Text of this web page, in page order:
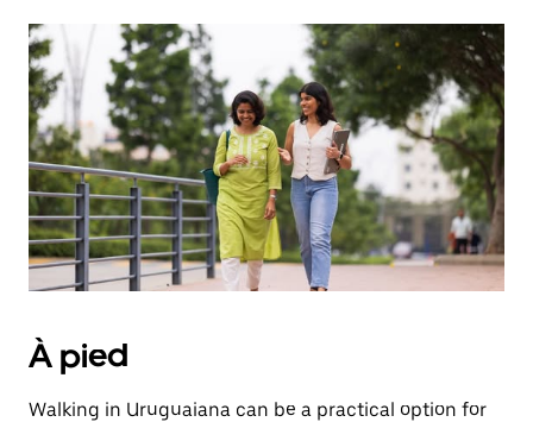
À pied
Walking in Uruguaiana can be a practical option for